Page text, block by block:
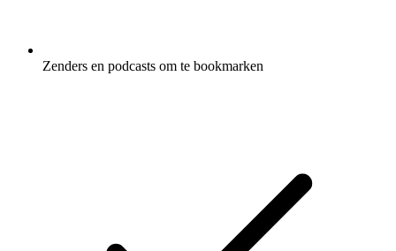
Zenders en podcasts om te bookmarken